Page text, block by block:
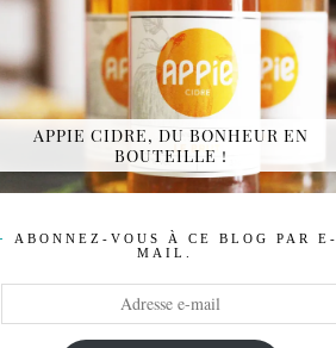
APPIE CIDRE, DU BONHEUR EN
BOUTEILLE !
ABONNEZ-VOUS À CE BLOG PAR E-
MAIL.